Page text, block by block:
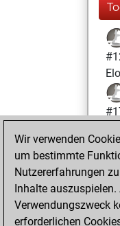
Elo
Wir verwenden
um bestimmte
Nutzererfahrungen
Inhalte
Verwendungszweck
erforderlichen